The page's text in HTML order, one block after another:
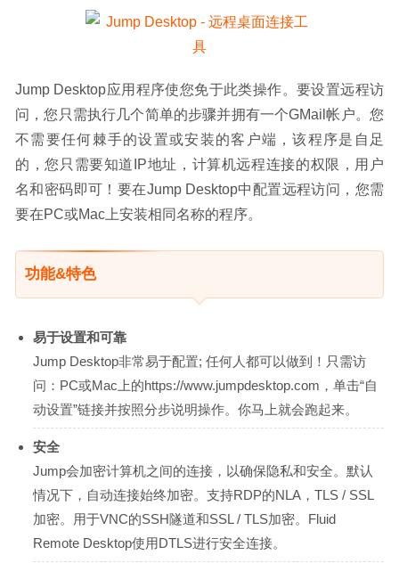
Jump Desktop应用程序使您免于此类操作。要设置远程访
问，您只需执行几个简单的步骤并拥有一个GMail帐户。您
不需要任何棘手的设置或安装的客户端，该程序是自足
的，您只需要知道IP地址，计算机远程连接的权限，用户
名和密码即可！要在Jump Desktop中配置远程访问，您需
要在PC或Mac上安装相同名称的程序。
功能&特色
易于设置和可靠
Jump Desktop非常易于配置; 任何人都可以做到！只需访
问：PC或Mac上的https://www.jumpdesktop.com，单击“自
动设置”链接并按照分步说明操作。你马上就会跑起来。
安全
Jump会加密计算机之间的连接，以确保隐私和安全。默认
情况下，自动连接始终加密。支持RDP的NLA，TLS / SSL
加密。用于VNC的SSH隧道和SSL / TLS加密。Fluid
Remote Desktop使用DTLS进行安全连接。